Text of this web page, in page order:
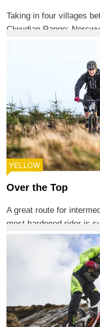
Taking in four villages
Clwydian Range;
YELLOW
Over the Top
A great route for
most hardened rider is